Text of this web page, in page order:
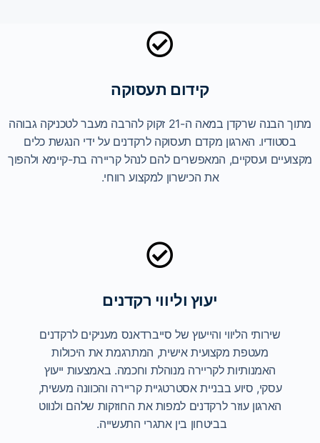
קידום תעסוקה
מתוך הבנה שרקדן במאה ה-21 זקוק להרבה מעבר לטכניקה גבוהה
בסטודיו. הארגון מקדם תעסוקה לרקדנים על ידי הנגשת כלים
מקצועיים ועסקיים, המאפשרים להם לנהל קריירה בת-קיימא ולהפוך
את הכישרון למקצוע רווחי.
יעוץ וליווי רקדנים
שירותי הליווי והייעוץ של סייברדאנס מעניקים לרקדנים
מעטפת מקצועית אישית, המתרגמת את היכולות
האמנותיות לקריירה מנוהלת וחכמה. באמצעות ייעוץ
עסקי, סיוע בבניית אסטרטגיית קריירה והכוונה מעשית,
הארגון עוזר לרקדנים למפות את החוזקות שלהם ולנווט
בביטחון בין אתגרי התעשייה.